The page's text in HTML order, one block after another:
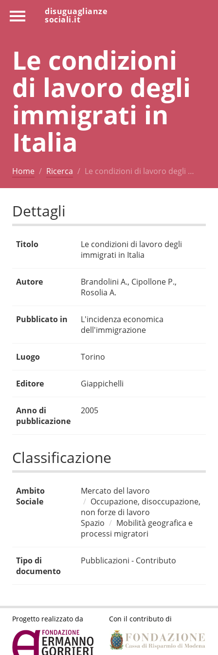
disuguaglianze
sociali.it
Le condizioni
di lavoro degli
immigrati in
Italia
Home Ricerca Le condizioni di lavoro degli …
Dettagli
Titolo
Le condizioni di lavoro degli
immigrati in Italia
Autore
Brandolini A., Cipollone P.,
Rosolia A.
Pubblicato in
L'incidenza economica
dell'immigrazione
Luogo Torino
Editore Giappichelli
Anno di
pubblicazione
2005
Classificazione
Ambito
Sociale
Mercato del lavoro
Occupazione, disoccupazione,
non forze di lavoro
Spazio
Mobilità geografica e
processi migratori
Tipo di
documento
Pubblicazioni - Contributo
Progetto realizzato da Con il contributo di